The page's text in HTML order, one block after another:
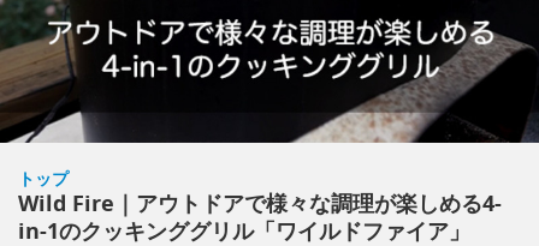
トップ
Wild Fire｜アウトドアで様々な調理が楽しめる4-
in-1のクッキンググリル「ワイルドファイア」